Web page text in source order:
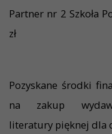
Partner nr 2 Szkoła
zł
Pozyskane środki
na zakup
literatury pięknej dla